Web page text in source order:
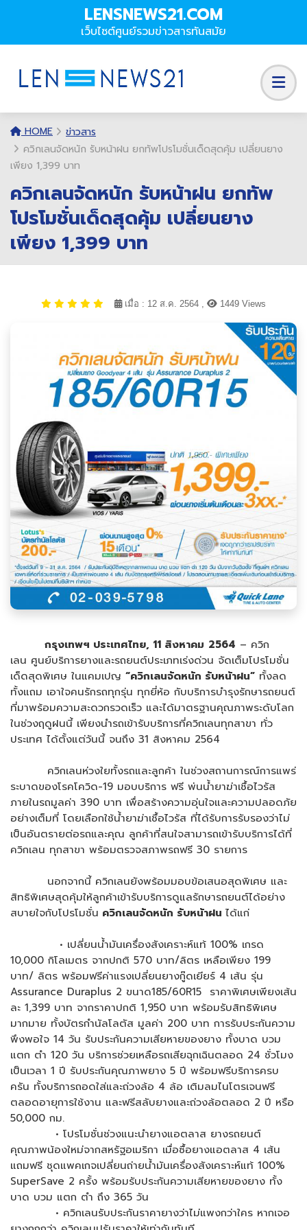
LENSNEWS21.COM
เว็บไซต์ศูนย์รวมข่าวสารทันสมัย
HOME
ข่าวสาร
ควิกเลนจัดหนัก รับหน้าฝน ยกทัพโปรโมชั่นเด็ดสุดคุ้ม เปลี่ยนยาง
เพียง 1,399 บาท
ควิกเลนจัดหนัก รับหน้าฝน ยกทัพ
โปรโมชั่นเด็ดสุดคุ้ม เปลี่ยนยาง
เพียง 1,399 บาท
เมื่อ : 12 ส.ค. 2564 , 1449 Views
กรุงเทพฯ ประเทศไทย, 11 สิงหาคม 2564 – ควิก
เลน ศูนย์บริการยางและรถยนต์ประเภทเร่งด่วน จัดเต็มโปรโมชั่น
เด็ดสุดพิเศษ ในแคมเปญ “ควิกเลนจัดหนัก รับหน้าฝน” ทั้งลด
ทั้งแถม เอาใจคนรักรถทุกรุ่น ทุกยี่ห้อ กับบริการบำรุงรักษารถยนต์
ที่มาพร้อมความสะดวกรวดเร็ว และได้มาตรฐานคุณภาพระดับโลก
ในช่วงฤดูฝนนี้ เพียงนำรถเข้ารับบริการที่ควิกเลนทุกสาขา ทั่ว
ประเทศ ได้ตั้งแต่วันนี้ จนถึง 31 สิงหาคม 2564
ควิกเลนห่วงใยทั้งรถและลูกค้า ในช่วงสถานการณ์การแพร่
ระบาดของโรคโควิด-19 มอบบริการ ฟรี พ่นน้ำยาฆ่าเชื้อไวรัส
ภายในรถมูลค่า 390 บาท เพื่อสร้างความอุ่นใจและความปลอดภัย
อย่างเต็มที่ โดยเลือกใช้น้ำยาฆ่าเชื้อไวรัส ที่ได้รับการรับรองว่าไม่
เป็นอันตรายต่อรถและคุณ ลูกค้าที่สนใจสามารถเข้ารับบริการได้ที่
ควิกเลน ทุกสาขา พร้อมตรวจสภาพรถฟรี 30 รายการ
นอกจากนี้ ควิกเลนยังพร้อมมอบข้อเสนอสุดพิเศษ และ
สิทธิพิเศษสุดคุ้มให้ลูกค้าเข้ารับบริการดูแลรักษารถยนต์ได้อย่าง
สบายใจกับโปรโมชั่น ควิกเลนจัดหนัก รับหน้าฝน ได้แก่
• เปลี่ยนน้ำมันเครื่องสังเคราะห์แท้ 100% เกรด
10,000 กิโลเมตร จากปกติ 570 บาท/ลิตร เหลือเพียง 199
บาท/ ลิตร พร้อมฟรีค่าแรงเปลี่ยนยางกู๊ดเยียร์ 4 เส้น รุ่น
Assurance Duraplus 2 ขนาด185/60R15 ราคาพิเศษเพียงเส้น
ละ 1,399 บาท จากราคาปกติ 1,950 บาท พร้อมรับสิทธิพิเศษ
มากมาย ทั้งบัตรกำนัลโลตัส มูลค่า 200 บาท การรับประกันความ
พึงพอใจ 14 วัน รับประกันความเสียหายของยาง ทั้งบาด บวม
แตก ตำ 120 วัน บริการช่วยเหลือรถเสียฉุกเฉินตลอด 24 ชั่วโมง
เป็นเวลา 1 ปี รับประกันคุณภาพยาง 5 ปี พร้อมฟรีบริการครบ
ครัน ทั้งบริการถอดใส่และถ่วงล้อ 4 ล้อ เติมลมไนโตรเจนฟรี
ตลอดอายุการใช้งาน และฟรีสลับยางและถ่วงล้อตลอด 2 ปี หรือ
50,000 กม.
• โปรโมชั่นช่วงแนะนำยางแอตลาส ยางรถยนต์
คุณภาพน้องใหม่จากสหรัฐอเมริกา เมื่อซื้อยางแอตลาส 4 เส้น
แถมฟรี ชุดแพคเกจเปลี่ยนถ่ายน้ำมันเครื่องสังเคราะห์แท้ 100%
SuperSave 2 ครั้ง พร้อมรับประกันความเสียหายของยาง ทั้ง
บาด บวม แตก ตำ ถึง 365 วัน
• ควิกเลนรับประกันราคายางว่าไม่แพงกว่าใคร หากเจอ